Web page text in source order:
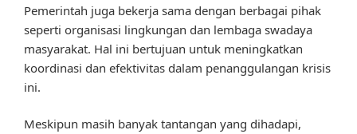
Pemerintah juga bekerja sama dengan berbagai pihak
seperti organisasi lingkungan dan lembaga swadaya
masyarakat. Hal ini bertujuan untuk meningkatkan
koordinasi dan efektivitas dalam penanggulangan krisis
ini.
Meskipun masih banyak tantangan yang dihadapi,